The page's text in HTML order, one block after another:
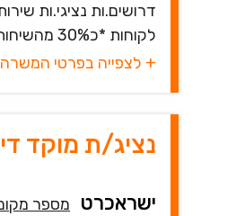
לקוחות *כ30% מהשיחות הדיגיטליות עו...
+ לצפייה בפרטי המשרה
נציג/ת מוקד
ישראכרט מספר